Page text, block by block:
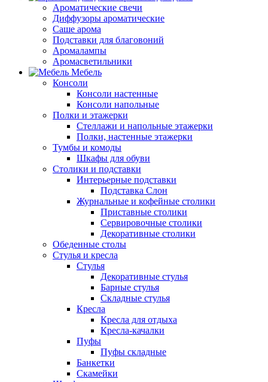
Ароматические свечи
Диффузоры ароматические
Саше арома
Подставки для благовоний
Аромалампы
Аромасветильники
Мебель
Консоли
Консоли настенные
Консоли напольные
Полки и этажерки
Стеллажи и напольные этажерки
Полки, настенные этажерки
Тумбы и комоды
Шкафы для обуви
Столики и подставки
Интерьерные подставки
Подставка Слон
Журнальные и кофейные столики
Приставные столики
Сервировочные столики
Декоративные столики
Обеденные столы
Стулья и кресла
Стулья
Декоративные стулья
Барные стулья
Складные стулья
Кресла
Кресла для отдыха
Кресла-качалки
Пуфы
Пуфы складные
Банкетки
Скамейки